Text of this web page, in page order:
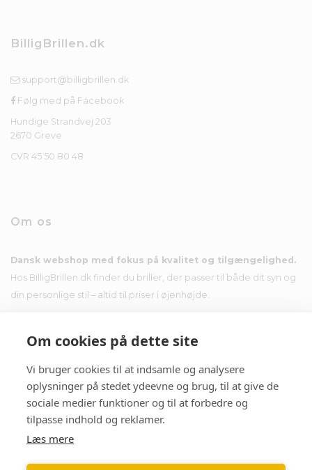
Om cookies på dette site
Vi bruger cookies til at indsamle og analysere
oplysninger på stedet ydeevne og brug, til at give de
sociale medier funktioner og til at forbedre og
tilpasse indhold og reklamer.
Læs mere
BilligBrillen.dk
support@billigbrillen.dk
Følg med på Facebook
Hundige Strandvej 203
2670 Greve
CVR 45 50 80 48
Om os
Dansk webshop med fokus på kvalitet og tilgængelighed.
Hos BilligBrillen.dk finder du briller, der passer til både dit syn og
din personlige stil – altid til priser i øjenhøjde.
Nyhedsbrev
Tilmeld dig nyhedsbrevet og få tilbud i din indbakke.